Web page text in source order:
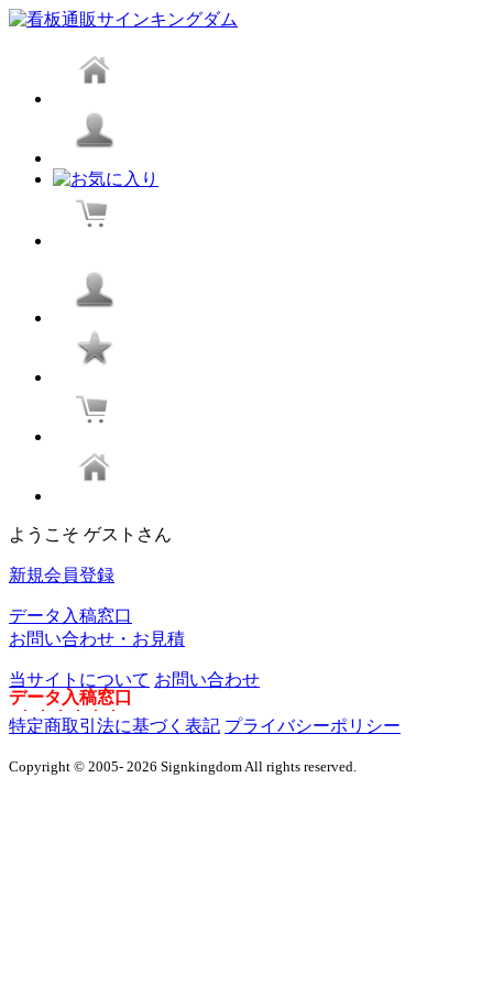
ようこそ ゲストさん
新規会員登録
データ入稿窓口
お問い合わせ・お見積
当サイトについて お問い合わせ
データ 入稿窓 口
特定商取引法に基づく表記 プライバシーポリシー
Copyright © 2005- 2026 Signkingdom All rights reserved.